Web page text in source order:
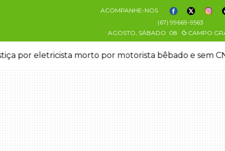
ACOMPANHE-NOS
(67) 99669-9563
AGOSTO, SÁBADO 08 CAMPO
por eletricista morto por motorista bêbado e sem